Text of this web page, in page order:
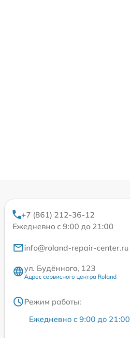
+7 (861) 212-36-12
Ежедневно с 9:00 до 21:00
info@roland-repair-center.ru
ул. Будённого, 123
Адрес сервисного центра Roland
Режим работы:
Ежедневно с 9:00 до 21:00